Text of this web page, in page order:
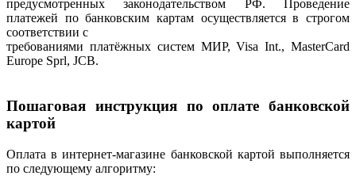
предусмотренных законодательством РФ. Проведение
платежей по банковским картам осуществляется в строгом
соответствии с
требованиями платёжных систем МИР, Visa Int., MasterCard
Europe Sprl, JCB.
Пошаговая инструкция по оплате банковской
картой
Оплата в интернет-магазине банковской картой выполняется
по следующему алгоритму: